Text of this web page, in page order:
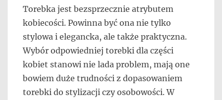
Torebka jest bezsprzecznie atrybutem
kobiecości. Powinna być ona nie tylko
stylowa i elegancka, ale także praktyczna.
Wybór odpowiedniej torebki dla części
kobiet stanowi nie lada problem, mają one
bowiem duże trudności z dopasowaniem
torebki do stylizacji czy osobowości. W